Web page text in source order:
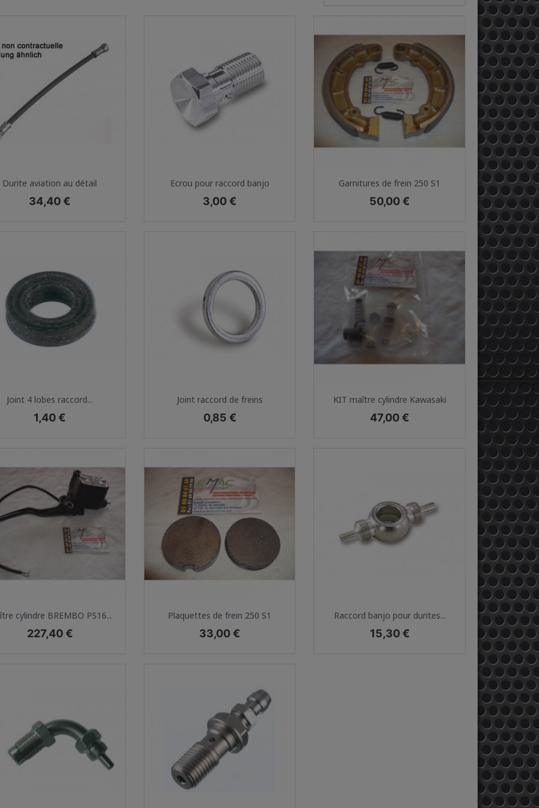
Aperçu rapide
Durite aviation au détail
Prix
34,40 €
Aperçu rapide
Ecrou pour raccord banjo
Prix
3,00 €
Aperçu rapide
Garnitures de frein 250 S1
Prix
50,00 €
 Aperçu rapide
Joint 4 lobes raccord...
Prix
1,40 €
 Aperçu rapide
Joint raccord de freins
Prix
0,85 €
Aperçu rapide
KIT maître cylindre Kawasaki
Prix
47,00 €
Aperçu rapide
cylindre BREMBO PS16...
Prix
227,40 €
Aperçu rapide
Plaquettes de frein 250 S1
Prix
33,00 €
Aperçu rapide
Raccord banjo pour durites...
Prix
15,30 €